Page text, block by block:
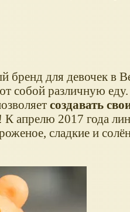
для девочек в
собой различную
создавать
апрелю 2017 года
сладкие и